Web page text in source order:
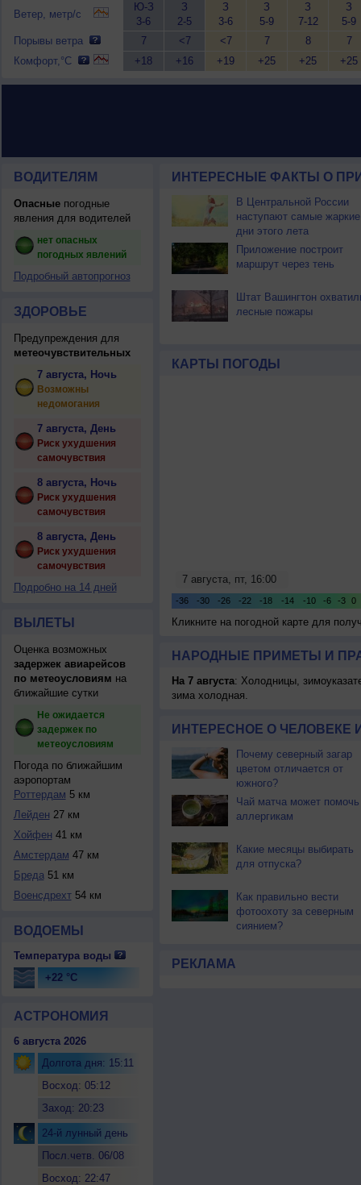
Ветер, метр/с
Порывы ветра
Комфорт,°C
Ю-З
3-6
7
+18
З
2-5
<7
+16
З
3-6
<7
+19
З
5-9
7
+25
З
7-12
8
+25
З
5-9
7
+25
ВОДИТЕЛЯМ
Опасныепогодные
явления для водителей
нет опасных
погодных явлений
Подробный автопрогноз
ЗДОРОВЬЕ
Предупреждения для
метеочувствительных
7 августа, Ночь
Возможны
недомогания
7 августа, День
Риск ухудшения
самочувствия
8 августа, Ночь
Риск ухудшения
самочувствия
8 августа, День
Риск ухудшения
самочувствия
Подробно на 14 дней
ВЫЛЕТЫ
Оценка возможных
задержек авиарейсов
по метеоусловиям на
ближайшие сутки
Не ожидается
задержек по
метеоусловиям
Погода по ближайшим
аэропортам
Роттердам 5 км
Лейден 27 км
Хойфен 41 км
Амстердам 47 км
Бреда51 км
Военсдрехт54 км
ВОДОЕМЫ
Температура воды
+22 °C
АСТРОНОМИЯ
6 августа 2026
Долгота дня: 15:11
Восход: 05:12
Заход: 20:23
24-й лунный день
Посл.четв. 06/08
Восход: 22:47
ИНТЕРЕСНЫЕ ФАКТЫ О
В Центральной России
наступают самые жаркие
дни этого лета
Приложение построит
маршрут через тень
Штат Вашингтон
лесные пожары
КАРТЫ ПОГОДЫ
Кликните на погодной карте для
НАРОДНЫЕ ПРИМЕТЫ И
На 7 августа: Холодницы,
зима холодная.
ИНТЕРЕСНОЕ О ЧЕЛОВЕКЕ
Почему северный загар
цветом отличается от
южного?
Чай матча может помочь
аллергикам
Какие месяцы выбирать
для отпуска?
Как правильно вести
фотоохоту за северным
сиянием?
РЕКЛАМА